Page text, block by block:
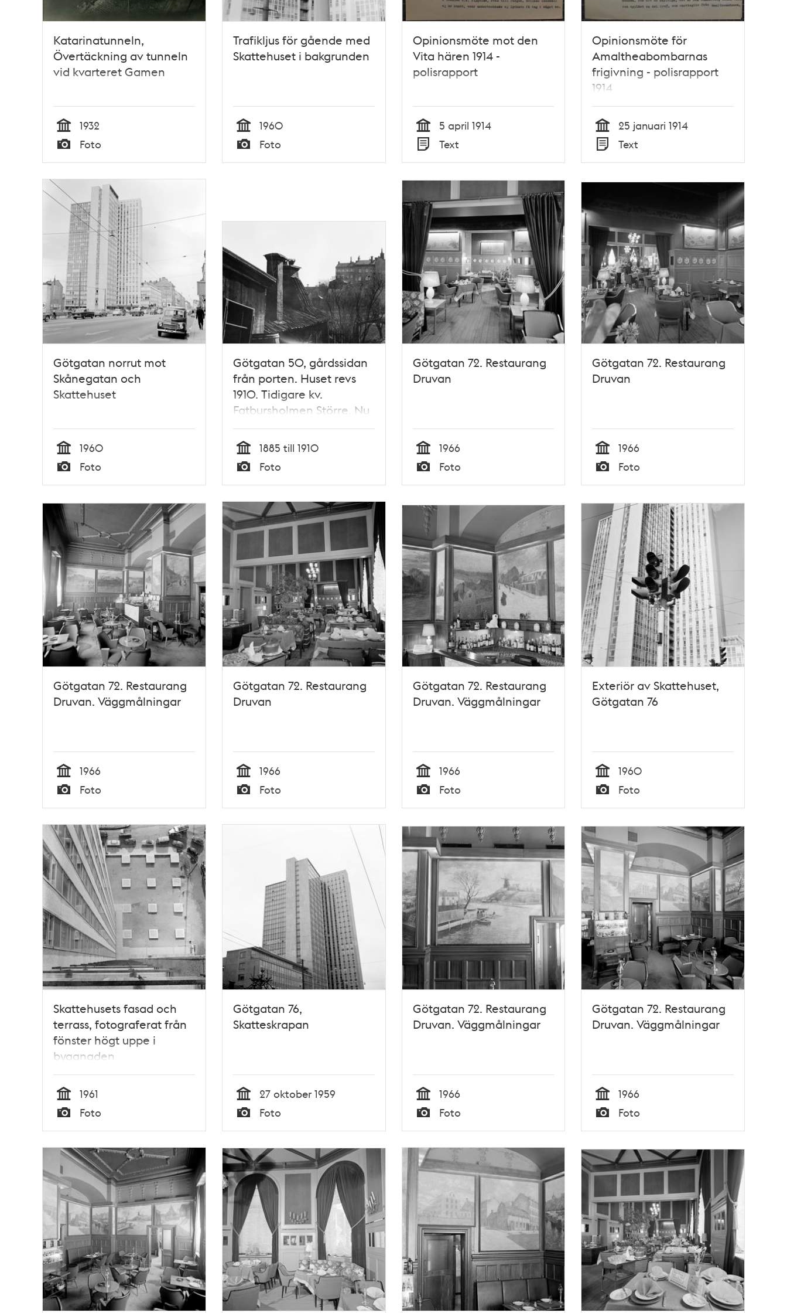
Katarinatunneln,
Övertäckning av tunneln
vid kvarteret Gamen
Tid
1932
Typ
Foto
Trafikljus för gående med
Skattehuset i bakgrunden
Tid
1960
Typ
Foto
Opinionsmöte mot den
Vita hären 1914 -
polisrapport
Tid
5 april 1914
Typ
Text
Opinionsmöte för
Amaltheabombarnas
frigivning - polisrapport
1914
Tid
25 januari 1914
Typ
Text
Götgatan norrut mot
Skånegatan och
Skattehuset
Tid
1960
Typ
Foto
Götgatan 50, gårdssidan
från porten. Huset revs
1910. Tidigare kv.
Fatbursholmen Större. Nu
Götgatan 76, kv. Gamen.
Skatteskrapan före 2004,
nu Studentskrapan
Tid
1885 till 1910
Typ
Foto
Götgatan 72. Restaurang
Druvan
Tid
1966
Typ
Foto
Götgatan 72. Restaurang
Druvan
Tid
1966
Typ
Foto
Götgatan 72. Restaurang
Druvan. Väggmålningar
Tid
1966
Typ
Foto
Götgatan 72. Restaurang
Druvan
Tid
1966
Typ
Foto
Götgatan 72. Restaurang
Druvan. Väggmålningar
Tid
1966
Typ
Foto
Exteriör av Skattehuset,
Götgatan 76
Tid
1960
Typ
Foto
Skattehusets fasad och
terrass, fotograferat från
fönster högt uppe i
byggnaden
Tid
1961
Typ
Foto
Götgatan 76,
Skatteskrapan
Tid
27 oktober 1959
Typ
Foto
Götgatan 72. Restaurang
Druvan. Väggmålningar
Tid
1966
Typ
Foto
Götgatan 72. Restaurang
Druvan. Väggmålningar
Tid
1966
Typ
Foto